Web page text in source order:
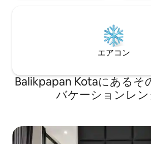
エアコン
Balikpapan Kotaにあるそ
バケーションレ